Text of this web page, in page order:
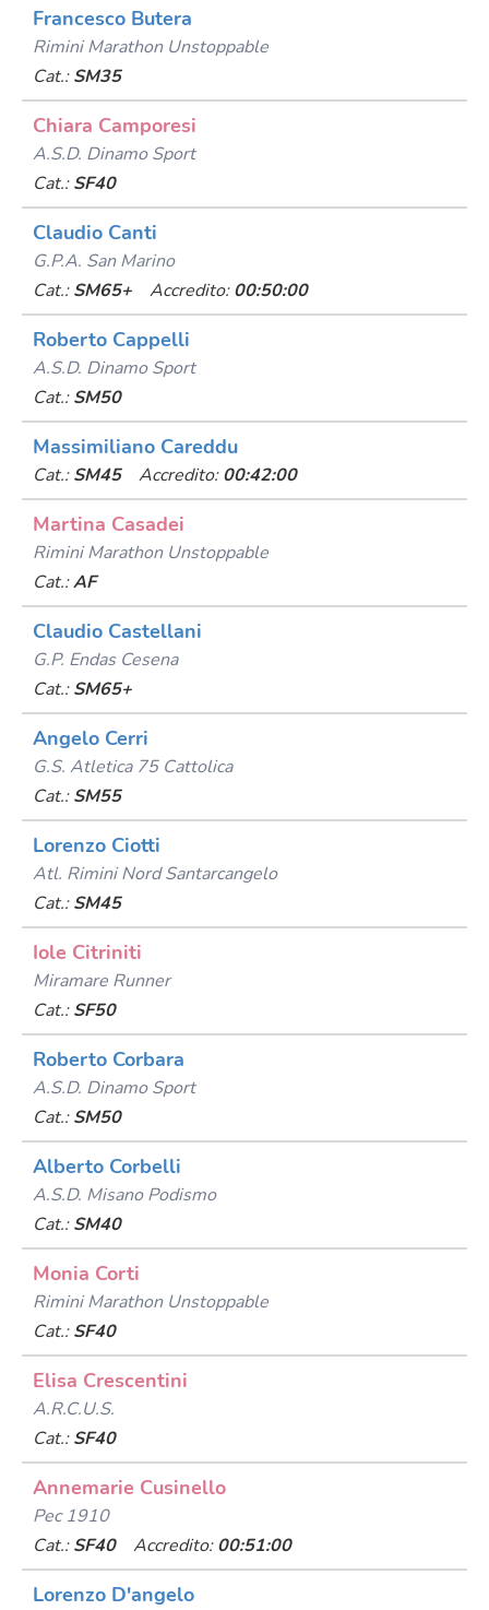
Francesco Butera
Rimini Marathon Unstoppable
Cat.: SM35
Chiara Camporesi
A.s.d. Dinamo Sport
Cat.: SF40
Claudio Canti
G.p.a. San Marino
Cat.: SM65+ Accredito: 00:50:00
Roberto Cappelli
A.s.d. Dinamo Sport
Cat.: SM50
Massimiliano Careddu
Cat.: SM45 Accredito: 00:42:00
Martina Casadei
Rimini Marathon Unstoppable
Cat.:AF
Claudio Castellani
G.p. Endas Cesena
Cat.: SM65+
Angelo Cerri
G.s. Atletica 75 Cattolica
Cat.: SM55
Lorenzo Ciotti
Atl. Rimini Nord Santarcangelo
Cat.: SM45
Iole Citriniti
Miramare Runner
Cat.: SF50
Roberto Corbara
A.s.d. Dinamo Sport
Cat.: SM50
Alberto Corbelli
A.s.d. Misano Podismo
Cat.: SM40
Monia Corti
Rimini Marathon Unstoppable
Cat.: SF40
Elisa Crescentini
A.r.c.u.s.
Cat.: SF40
Annemarie Cusinello
Pec 1910
Cat.: SF40 Accredito: 00:51:00
Lorenzo D'angelo